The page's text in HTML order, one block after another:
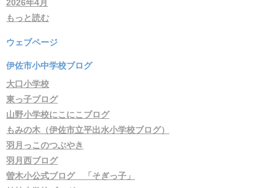
2026年4月
もっと読む
ウェブページ
伊佐市小中学校ブログ
大口小学校
東っ子ブログ
山野小学校にこにこブログ
もみの木（伊佐市立平出水小学校ブログ）
羽月っこのつぶやき
羽月西ブログ
曽木小公式ブログ 「そぎっ子」